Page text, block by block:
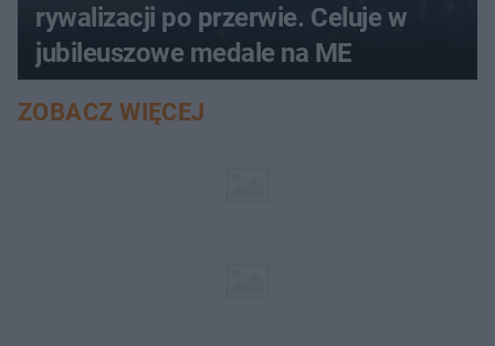
rywalizacji po przerwie. Celuje w
jubileuszowe medale na ME
ZOBACZ WIĘCEJ